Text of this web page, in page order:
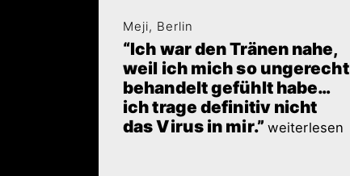
Meji, Berlin
“Ich war den Tränen nahe,
weil ich mich so ungerecht
behandelt gefühlt habe…
ich trage definitiv nicht
das Virus in mir.” weiterlesen